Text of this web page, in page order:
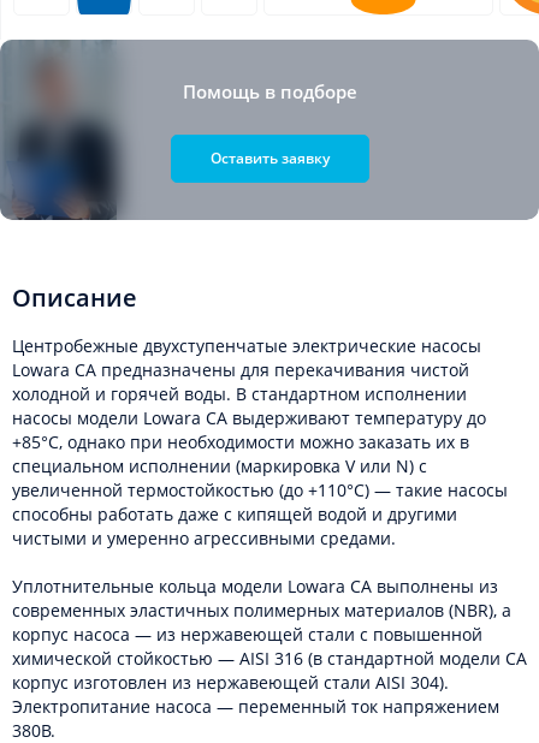
Помощь в подборе
Оставить заявку
Описание
Центробежные двухступенчатые электрические насосы
Lowara CA предназначены для перекачивания чистой
холодной и горячей воды. В стандартном исполнении
насосы модели Lowara CA выдерживают температуру до
+85°C, однако при необходимости можно заказать их в
специальном исполнении (маркировка V или N) с
увеличенной термостойкостью (до +110°C) — такие насосы
способны работать даже с кипящей водой и другими
чистыми и умеренно агрессивными средами.
Уплотнительные кольца модели Lowara CA выполнены из
современных эластичных полимерных материалов (NBR), а
корпус насоса — из нержавеющей стали с повышенной
химической стойкостью — AISI 316 (в стандартной модели CA
корпус изготовлен из нержавеющей стали AISI 304).
Электропитание насоса — переменный ток напряжением
380В.